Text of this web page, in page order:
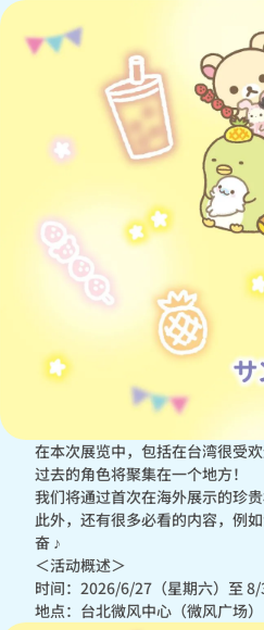
在本次展览中，包括在台湾很
过去的角色将聚集在一个地方！
我们将通过首次在海外展示的珍
此外，还有很多必看的内容，例
奋 ♪
＜活动概述＞
时间：2026/6/27（星期六）至 8/
地点：台北微风中心（微风广场）